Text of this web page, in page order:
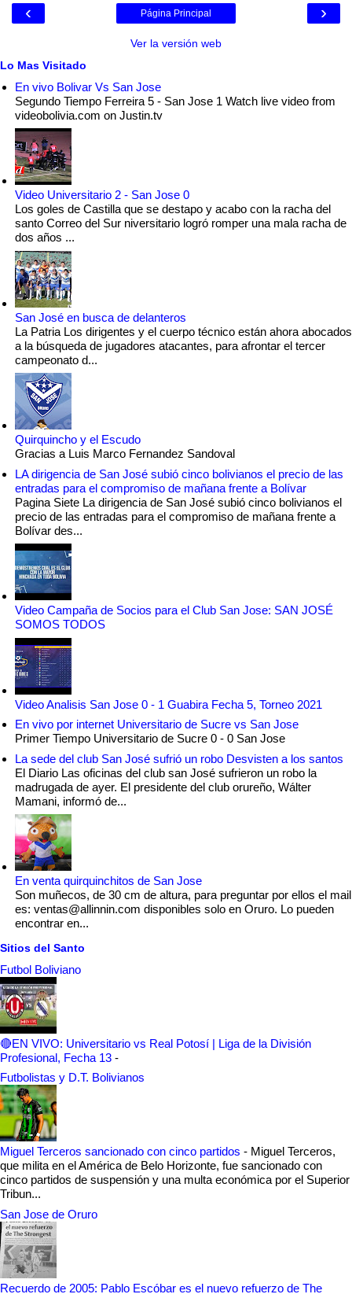
‹ ›
Página Principal
Ver la versión web
Lo Mas Visitado
En vivo Bolivar Vs San Jose
Segundo Tiempo Ferreira 5 - San Jose 1 Watch live video from
videobolivia.com on Justin.tv
Video Universitario 2 - San Jose 0
Los goles de Castilla que se destapo y acabo con la racha del
santo Correo del Sur niversitario logró romper una mala racha de
dos años ...
San José en busca de delanteros
La Patria Los dirigentes y el cuerpo técnico están ahora abocados
a la búsqueda de jugadores atacantes, para afrontar el tercer
campeonato d...
Quirquincho y el Escudo
Gracias a Luis Marco Fernandez Sandoval
LA dirigencia de San José subió cinco bolivianos el precio de las
entradas para el compromiso de mañana frente a Bolívar
Pagina Siete La dirigencia de San José subió cinco bolivianos el
precio de las entradas para el compromiso de mañana frente a
Bolívar des...
Video Campaña de Socios para el Club San Jose: SAN JOSÉ
SOMOS TODOS
Video Analisis San Jose 0 - 1 Guabira Fecha 5, Torneo 2021
En vivo por internet Universitario de Sucre vs San Jose
Primer Tiempo Universitario de Sucre 0 - 0 San Jose
La sede del club San José sufrió un robo Desvisten a los santos
El Diario Las oficinas del club san José sufrieron un robo la
madrugada de ayer. El presidente del club orureño, Wálter
Mamani, informó de...
En venta quirquinchitos de San Jose
Son muñecos, de 30 cm de altura, para preguntar por ellos el mail
es: ventas@allinnin.com disponibles solo en Oruro. Lo pueden
encontrar en...
Sitios del Santo
Futbol Boliviano
🔴EN VIVO: Universitario vs Real Potosí | Liga de la División
Profesional, Fecha 13 -
Futbolistas y D.T. Bolivianos
Miguel Terceros sancionado con cinco partidos - Miguel Terceros,
que milita en el América de Belo Horizonte, fue sancionado con
cinco partidos de suspensión y una multa económica por el Superior
Tribun...
San Jose de Oruro
Recuerdo de 2005: Pablo Escóbar es el nuevo refuerzo de The